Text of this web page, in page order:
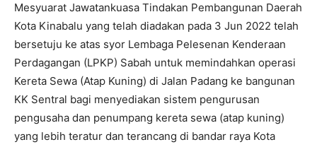
Mesyuarat Jawatankuasa Tindakan Pembangunan Daerah
Kota Kinabalu yang telah diadakan pada 3 Jun 2022 telah
bersetuju ke atas syor Lembaga Pelesenan Kenderaan
Perdagangan (LPKP) Sabah untuk memindahkan operasi
Kereta Sewa (Atap Kuning) di Jalan Padang ke bangunan
KK Sentral bagi menyediakan sistem pengurusan
pengusaha dan penumpang kereta sewa (atap kuning)
yang lebih teratur dan terancang di bandar raya Kota